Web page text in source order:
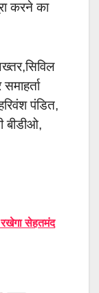
करने का
पंडित,
बीडीओ,
सेहतमंद